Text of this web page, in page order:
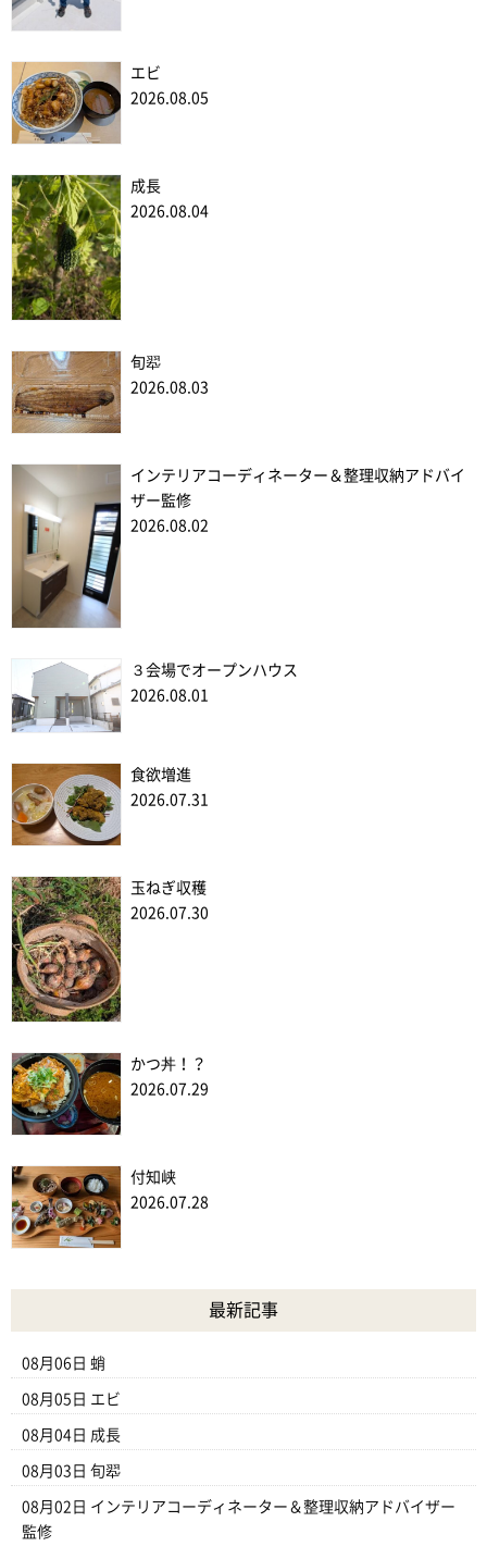
エビ
2026.08.05
成長
2026.08.04
旬翆
2026.08.03
インテリアコーディネーター＆整理収納アドバイ
ザー監修
2026.08.02
３会場でオープンハウス
2026.08.01
食欲増進
2026.07.31
玉ねぎ収穫
2026.07.30
かつ丼！？
2026.07.29
付知峡
2026.07.28
最新記事
08月06日 蛸
08月05日 エビ
08月04日 成長
08月03日 旬翆
08月02日 インテリアコーディネーター＆整理収納アドバイザー
監修